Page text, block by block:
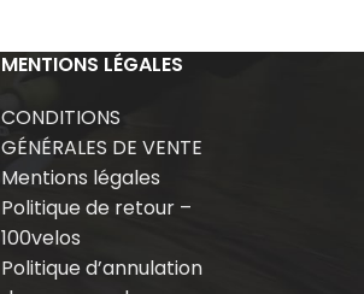
MENTIONS LÉGALES
CONDITIONS
GÉNÉRALES DE VENTE
Mentions légales
Politique de retour –
100velos
Politique d’annulation